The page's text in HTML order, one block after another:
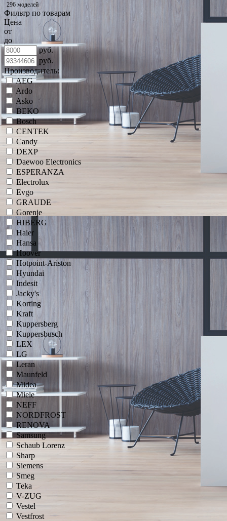
296 моделей
Фильтр по товарам
Цена
от
до
руб.
руб.
Производитель:
AEG
Ardo
Asko
BEKO
Bosch
CENTEK
Candy
DEXP
Daewoo Electronics
ESPERANZA
Electrolux
Evgo
GRAUDE
Gorenje
HIBERG
Haier
Hansa
Hoover
Hotpoint-Ariston
Hyundai
Indesit
Jacky's
Korting
Kraft
Kuppersberg
Kuppersbusch
LEX
LG
Leran
Maunfeld
Midea
Miele
NEFF
NORDFROST
RENOVA
Samsung
Schaub Lorenz
Sharp
Siemens
Smeg
Teka
V-ZUG
Vestel
Vestfrost